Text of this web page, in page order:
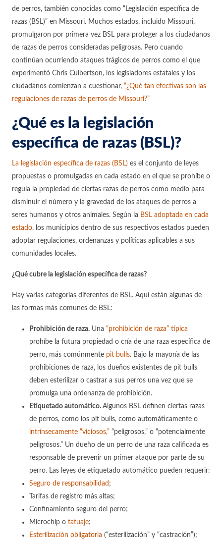
de perros, también conocidas como “Legislación específica de
razas (BSL)” en Missouri. Muchos estados, incluido Missouri,
promulgaron por primera vez BSL para proteger a los ciudadanos
de razas de perros consideradas peligrosas. Pero cuando
continúan ocurriendo ataques trágicos de perros como el que
experimentó Chris Culbertson, los legisladores estatales y los
ciudadanos comienzan a cuestionar, “¿Qué tan efectivas son las
regulaciones de razas de perros de Missouri?”
¿Qué es la legislación
específica de razas (BSL)?
La legislación específica de razas (BSL) es el conjunto de leyes
propuestas o promulgadas en cada estado en el que se prohíbe o
regula la propiedad de ciertas razas de perros como medio para
disminuir el número y la gravedad de los ataques de perros a
seres humanos y otros animales. Según la BSL adoptada en cada
estado, los municipios dentro de sus respectivos estados pueden
adoptar regulaciones, ordenanzas y políticas aplicables a sus
comunidades locales.
¿Qué cubre la legislación específica de razas?
Hay varias categorías diferentes de BSL. Aquí están algunas de
las formas más comunes de BSL:
Prohibición de raza. Una “prohibición de raza” típica
prohíbe la futura propiedad o cría de una raza específica de
perro, más comúnmente pit bulls. Bajo la mayoría de las
prohibiciones de raza, los dueños existentes de pit bulls
deben esterilizar o castrar a sus perros una vez que se
promulga una ordenanza de prohibición.
Etiquetado automático. Algunos BSL definen ciertas razas
de perros, como los pit bulls, como automáticamente o
intrínsecamente “viciosos,” “peligrosos,” o “potencialmente
peligrosos.” Un dueño de un perro de una raza calificada es
responsable de prevenir un primer ataque por parte de su
perro. Las leyes de etiquetado automático pueden requerir:
Seguro de responsabilidad ;
Tarifas de registro más altas;
Confinamiento seguro del perro;
Microchip o tatuaje;
Esterilización obligatoria (“esterilización” y “castración”);